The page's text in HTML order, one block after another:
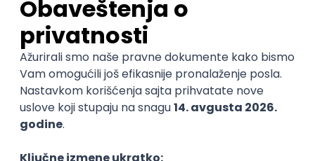
Najnoviji poslovi svakog dana u tvom
inboxu
Prijavi se
Trenutno nema oglasa po traženim kriterijumima
pretrage.
Pogledaj slične oglase ili izmeni kriterijume pretrage
OGLASI PO KRITERIJUMU Twig